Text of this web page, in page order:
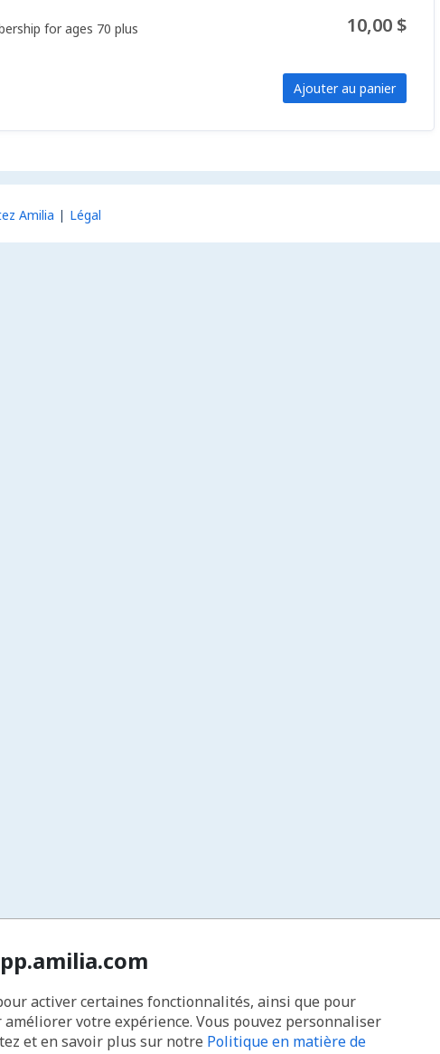
for ages 70 plus 10,00 $
Ajouter au panier
Amilia Légal
activer certaines fonctionnalités, ainsi que pour
votre expérience. Vous pouvez personnaliser
et en savoir plus sur notre Politique en matière de